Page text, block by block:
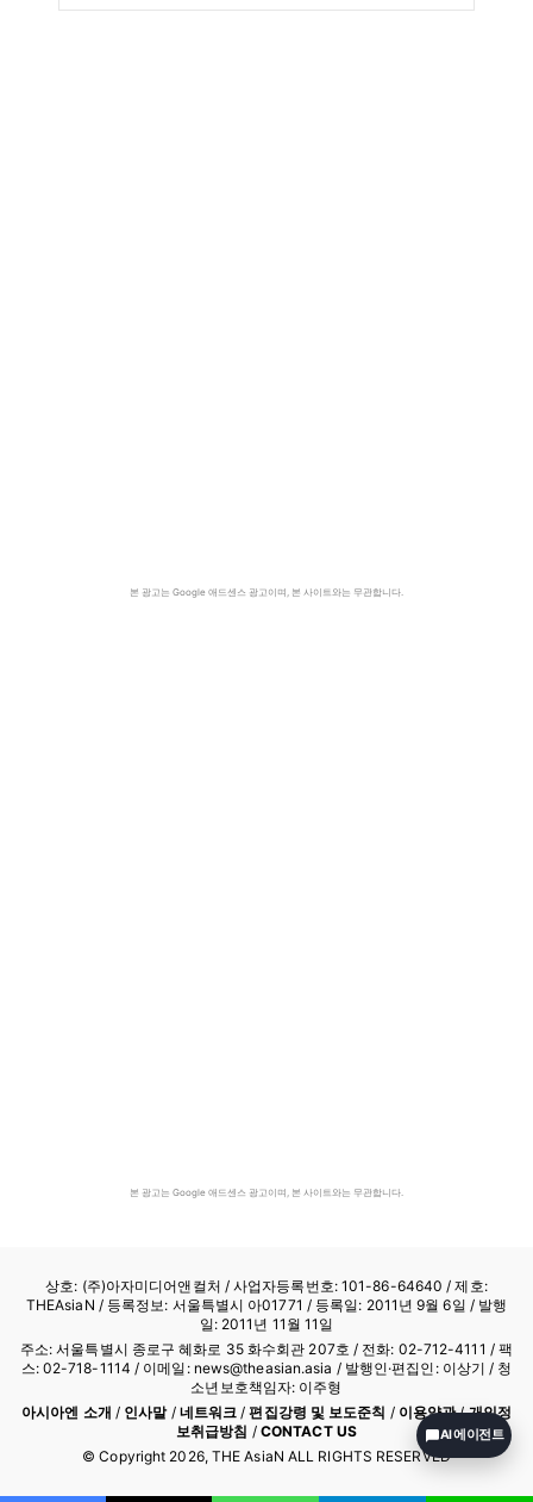
본 광고는 Google 애드센스 광고이며, 본 사이트와는 무관합니다.
본 광고는 Google 애드센스 광고이며, 본 사이트와는 무관합니다.
상호: (주)아자미디어앤컬처 /사업자등록번호: 101-86-64640 / 제호:
THEAsiaN / 등록정보: 서울특별시 아01771 / 등록일: 2011년 9월 6일 / 발행
일: 2011년 11월 11일
주소: 서울특별시 종로구 혜화로 35 화수회관 207호 / 전화: 02-712-4111 / 팩
스: 02-718-1114 / 이메일: news@theasian.asia / 발행인·편집인: 이상기 / 청
소년보호책임자: 이주형
아시아엔 소개 / 인사말/ 네트워크 /편집강령 및 보도준칙 / 이용약관/개인정
보취급방침 / CONTACT US
© Copyright 2026, THE AsiaN ALL RIGHTS RESERVED
AI 에이전트